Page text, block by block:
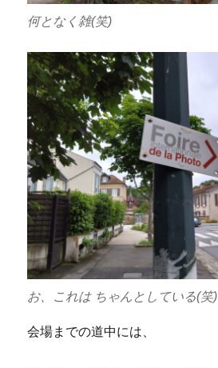
何となく雑(笑)
お、これは ちゃんとしている(笑)
会場までの道中には、